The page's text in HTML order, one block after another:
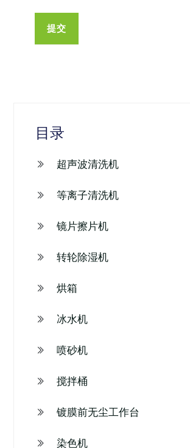
目录
超声波清洗机
等离子清洗机
镜片擦片机
转轮除湿机
烘箱
冰水机
喷砂机
搅拌桶
镀膜前无尘工作台
染色机